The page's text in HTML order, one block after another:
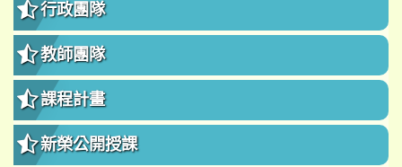
行政團隊
教師團隊
課程計畫
新榮公開授課